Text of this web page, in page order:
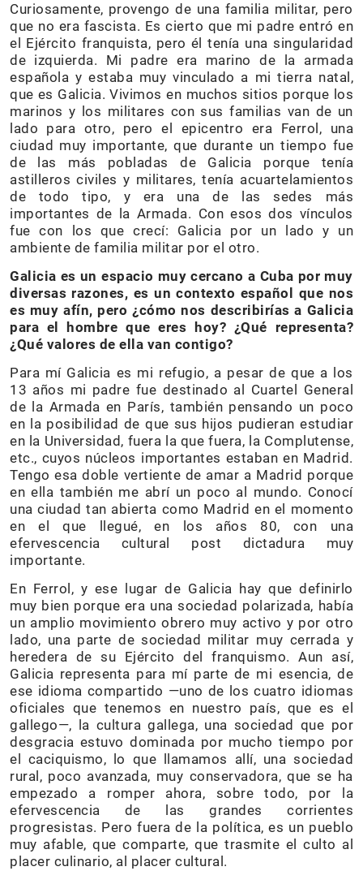
Curiosamente, provengo de una familia militar, pero
que no era fascista. Es cierto que mi padre entró en
el Ejército franquista, pero él tenía una singularidad
de izquierda. Mi padre era marino de la armada
española y estaba muy vinculado a mi tierra natal,
que es Galicia. Vivimos en muchos sitios porque los
marinos y los militares con sus familias van de un
lado para otro, pero el epicentro era Ferrol, una
ciudad muy importante, que durante un tiempo fue
de las más pobladas de Galicia porque tenía
astilleros civiles y militares, tenía acuartelamientos
de todo tipo, y era una de las sedes más
importantes de la Armada. Con esos dos vínculos
fue con los que crecí: Galicia por un lado y un
ambiente de familia militar por el otro.
Galicia es un espacio muy cercano a Cuba por muy
diversas razones, es un contexto español que nos
es muy afín, pero ¿cómo nos describirías a Galicia
para el hombre que eres hoy? ¿Qué representa?
¿Qué valores de ella van contigo?
Para mí Galicia es mi refugio, a pesar de que a los
13 años mi padre fue destinado al Cuartel General
de la Armada en París, también pensando un poco
en la posibilidad de que sus hijos pudieran estudiar
en la Universidad, fuera la que fuera, la Complutense,
etc., cuyos núcleos importantes estaban en Madrid.
Tengo esa doble vertiente de amar a Madrid porque
en ella también me abrí un poco al mundo. Conocí
una ciudad tan abierta como Madrid en el momento
en el que llegué, en los años 80, con una
efervescencia cultural post dictadura muy
importante.
En Ferrol, y ese lugar de Galicia hay que definirlo
muy bien porque era una sociedad polarizada, había
un amplio movimiento obrero muy activo y por otro
lado, una parte de sociedad militar muy cerrada y
heredera de su Ejército del franquismo. Aun así,
Galicia representa para mí parte de mi esencia, de
ese idioma compartido —uno de los cuatro idiomas
oficiales que tenemos en nuestro país, que es el
gallego—, la cultura gallega, una sociedad que por
desgracia estuvo dominada por mucho tiempo por
el caciquismo, lo que llamamos allí, una sociedad
rural, poco avanzada, muy conservadora, que se ha
empezado a romper ahora, sobre todo, por la
efervescencia de las grandes corrientes
progresistas. Pero fuera de la política, es un pueblo
muy afable, que comparte, que trasmite el culto al
placer culinario, al placer cultural.